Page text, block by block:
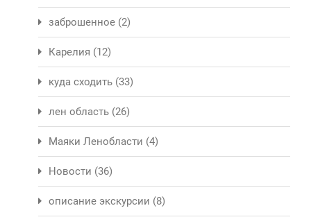
заброшенное (2)
Карелия (12)
куда сходить (33)
лен область (26)
Маяки Ленобласти (4)
Новости (36)
описание экскурсии (8)